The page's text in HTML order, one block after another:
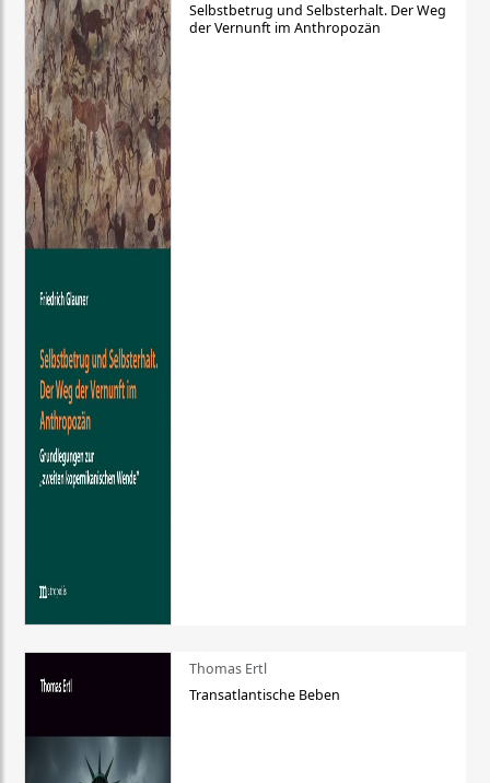
Selbstbetrug und Selbsterhalt. Der Weg
der Vernunft im Anthropozän
Thomas Ertl
Transatlantische Beben